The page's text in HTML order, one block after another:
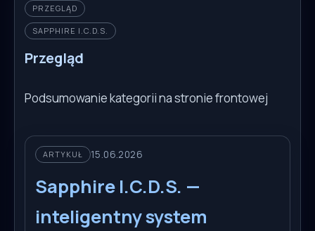
PRZEGLĄD
SAPPHIRE I.C.D.S.
Przegląd
Podsumowanie kategorii na stronie frontowej
ARTYKUŁ 15.06.2026
Sapphire I.C.D.S. —
inteligentny system